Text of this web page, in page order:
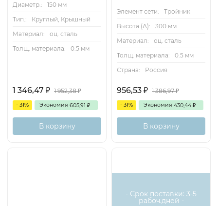
Диаметр.:
150 мм
Тип.:
Круглый, Крышный
Материал:
оц. сталь
Толщ. материала:
0.5 мм
1 346,47 ₽ 1 952,38₽
- 31% Экономия 605,91 ₽
В корзину
Элемент сети:
Тройник
Высота (А):
300 мм
Материал:
оц. сталь
Толщ. материала:
0.5 мм
Страна:
Россия
956,53 ₽ 1 386,97₽
- 31% Экономия 430,44 ₽
В корзину
- Срок поставки: 3-5
рабоч.дней -